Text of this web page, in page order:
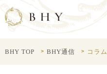
BHY TOP BHY通信 コラム